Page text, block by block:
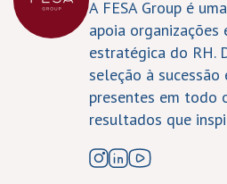
A FESA Group é
apoia
estratégica do RH.
seleção à
presentes em todo
resultados que